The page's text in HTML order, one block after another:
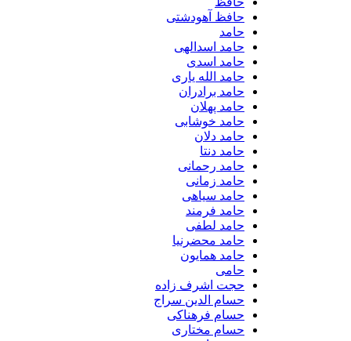
حافظ آهودشتی
حامد اسدالهی
حامد اسدی
حامد الله یاری
حامد برادران
حامد پهلان
حامد خوشابی
حامد دلان
حامد دنتا
حامد رحمانی
حامد زمانی
حامد سیاهی
حامد فرمند
حامد لطفی
حامد محضرنیا
حامد همایون
حجت اشرف زاده
حسام الدین سراج
حسام فرهناکی
حسام مختاری